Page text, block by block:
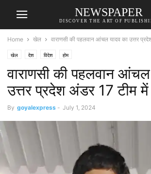
NEWSPAPER
DISCOVER THE ART OF
Home खेल वाराणसी की पहलवान आंचल यादव का उत्तर
खेल देश विदेश होम
वाराणसी की पहलवान
उत्तर प्रदेश अंडर 17 टीम
By goyalexpress - July 1, 2024